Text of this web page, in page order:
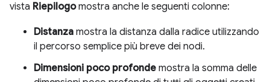
vista Riepilogomostra anche le seguenti colonne:
Distanza mostra la distanza dalla radice utilizzando
il percorso semplice più breve dei nodi.
Dimensioni poco profonde mostra la somma delle